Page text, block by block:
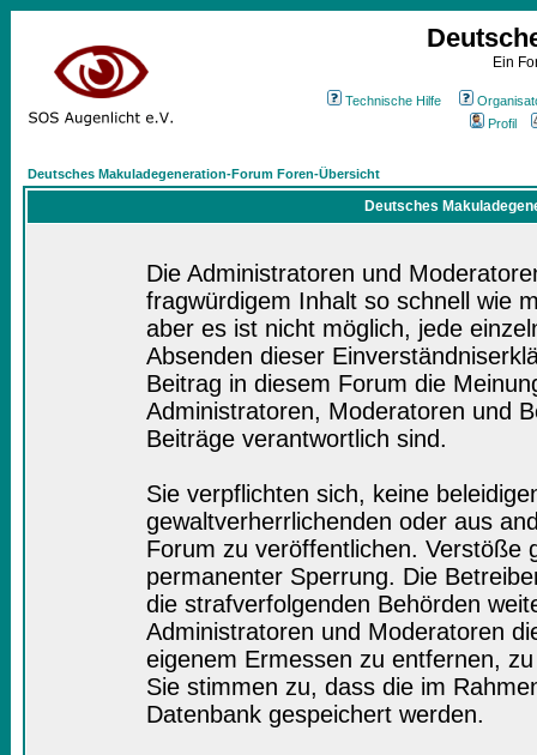
Ein
Technische Hilfe
Profil
Deutsches Makuladegeneration-Forum Foren-Übersicht
Deutsches
Die Administratoren und
fragwürdigem Inhalt so schnell wie
aber es ist nicht möglich, jede
Absenden dieser
Beitrag in diesem Forum die
Administratoren, Moderatoren und
Beiträge verantwortlich sind.
Sie verpflichten sich, keine
gewaltverherrlichenden oder aus
Forum zu veröffentlichen. Verstöße
permanenter Sperrung. Die
die strafverfolgenden Behörden
Administratoren und Moderatoren
eigenem Ermessen zu entfernen,
Sie stimmen zu, dass die im
Datenbank gespeichert werden.